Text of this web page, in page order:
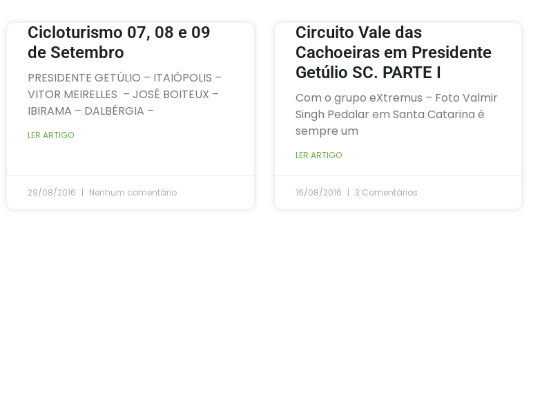
Cicloturismo 07, 08 e 09
de Setembro
PRESIDENTE GETÚLIO – ITAIÓPOLIS –
VITOR MEIRELLES – JOSÉ BOITEUX –
IBIRAMA – DALBÉRGIA –
LER ARTIGO
29/08/2016 Nenhum comentário
Circuito Vale das
Cachoeiras em Presidente
Getúlio SC. PARTE I
Com o grupo eXtremus – Foto Valmir
Singh Pedalar em Santa Catarina é
sempre um
LER ARTIGO
16/08/2016 3 Comentários